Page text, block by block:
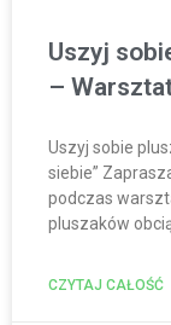
Uszyj
–
Uszyj sobie
siebie”
podczas
pluszaków
CZYTAJ CAŁOŚĆ